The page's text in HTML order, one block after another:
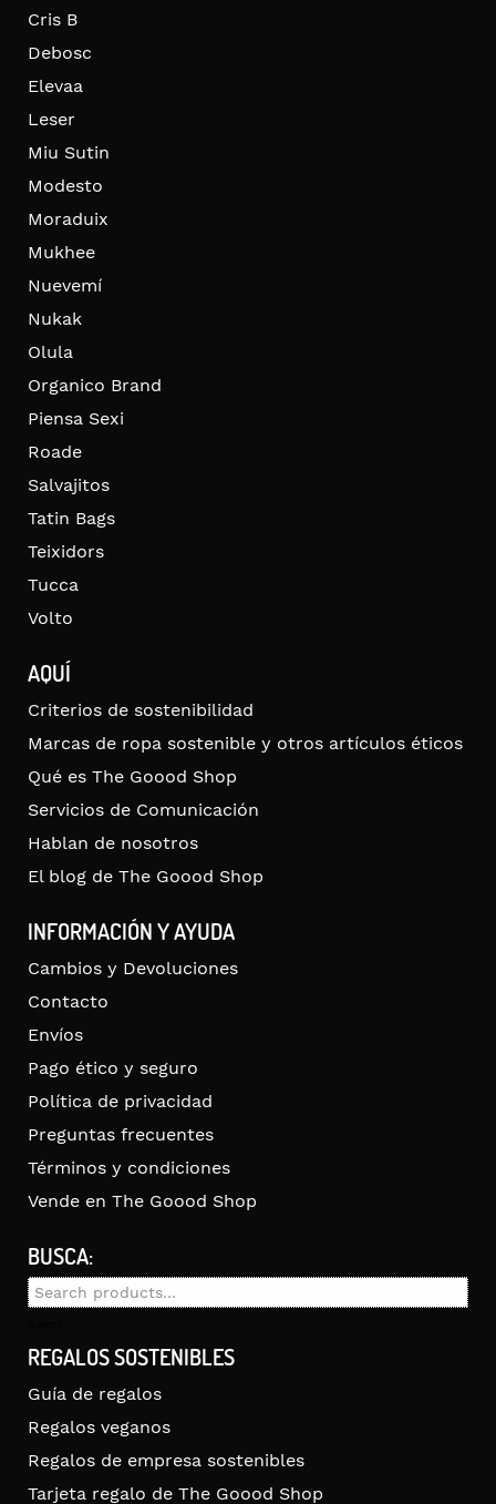
Cris B
Debosc
Elevaa
Leser
Miu Sutin
Modesto
Moraduix
Mukhee
Nuevemí
Nukak
Olula
Organico Brand
Piensa Sexi
Roade
Salvajitos
Tatin Bags
Teixidors
Tucca
Volto
AQUÍ
Criterios de sostenibilidad
Marcas de ropa sostenible y otros artículos éticos
Qué es The Goood Shop
Servicios de Comunicación
Hablan de nosotros
El blog de The Goood Shop
INFORMACIÓN Y AYUDA
Cambios y Devoluciones
Contacto
Envíos
Pago ético y seguro
Política de privacidad
Preguntas frecuentes
Términos y condiciones
Vende en The Goood Shop
BUSCA:
Search
REGALOS SOSTENIBLES
Guía de regalos
Regalos veganos
Regalos de empresa sostenibles
Tarjeta regalo de The Goood Shop